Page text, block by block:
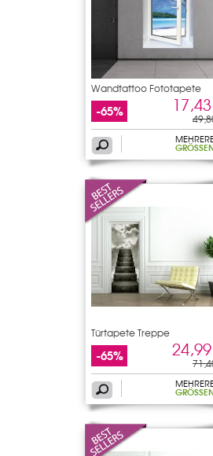
Wandtattoo Fototapete
Fenster
-65%
GRÖSSEN
Türtapete Treppe
-65%
GRÖSSEN